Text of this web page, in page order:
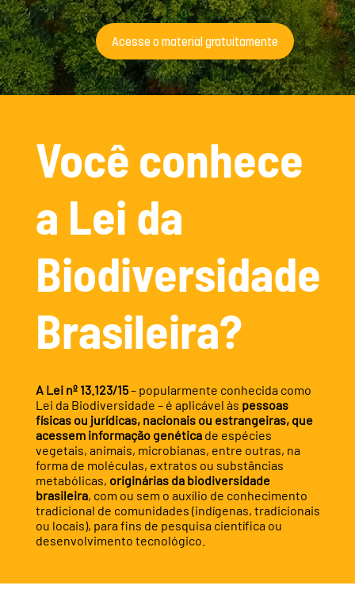
Acesse o material gratuitamente
Você conhece
a Lei da
Biodiversidade
Brasileira?
A Lei nº 13.123/15– popularmente conhecida como
Lei da Biodiversidade – é aplicável às pessoas
físicas ou jurídicas, nacionais ou estrangeiras, que
acessem informação genéticade espécies
vegetais, animais, microbianas, entre outras, na
forma de moléculas, extratos ou substâncias
metabólicas, originárias da biodiversidade
brasileira, com ou sem o auxílio de conhecimento
tradicional de comunidades (indígenas, tradicionais
ou locais), para fins de pesquisa científica ou
desenvolvimento tecnológico.